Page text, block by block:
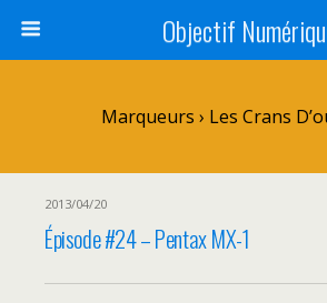
Objectif
Marqueurs › Les Crans
2013/04/20
Épisode #24 – Pentax MX-1